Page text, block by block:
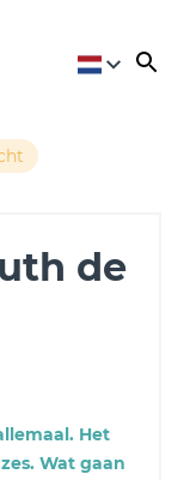
de
Het
Wat gaan